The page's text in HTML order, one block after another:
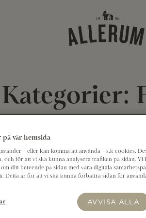
Kategorier:
Herrgård®
vår hemsida
– eller kan komma att använda – s.k cookies.
och för att vi ska kunna analysera trafiken på sidan. Vi
ditt beteende på sidan med våra digitala
Detta är för att vi ska kunna förbättra sidan för
AVVISA ALLA